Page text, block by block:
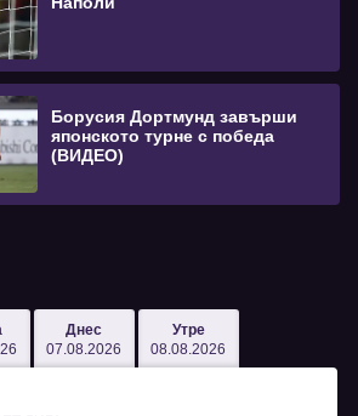
Борусия Дортмунд завърши
японското турне с победа
(ВИДЕО)
Днес
07.08.2026
Утре
08.08.2026